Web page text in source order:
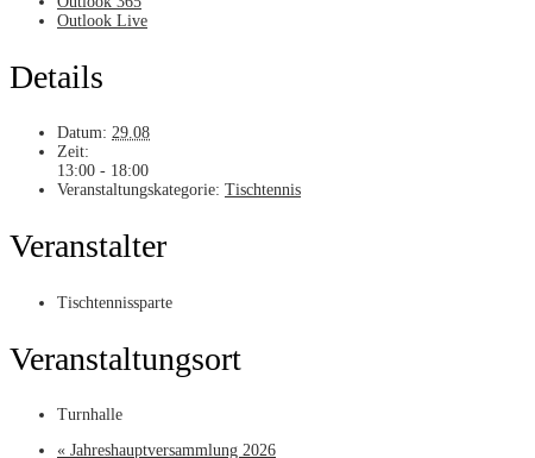
Outlook Live
Details
Datum: 29.08
Zeit:
13:00 - 18:00
Veranstaltungskategorie: Tischtennis
Veranstalter
Tischtennissparte
Veranstaltungsort
Turnhalle
« Jahreshauptversammlung 2026